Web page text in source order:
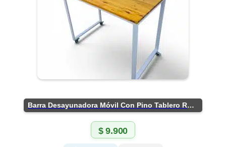
Barra Desayunadora Móvil Con Pino Tablero Rústico
$9.900